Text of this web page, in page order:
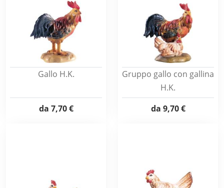
Gallo H.K.
da 7,70 €
Gruppo gallo con gallina
H.K.
da 9,70 €